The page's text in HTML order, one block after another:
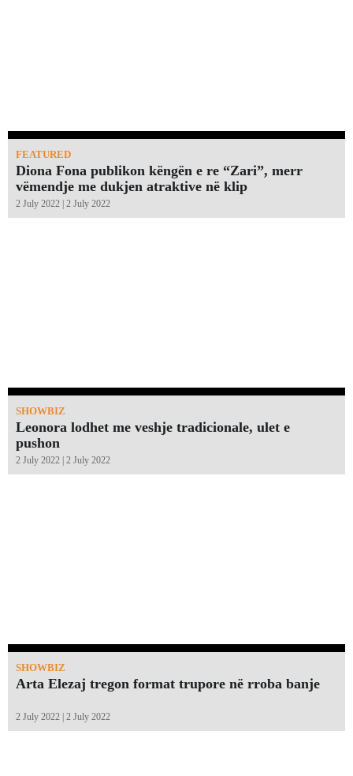
FEATURED
Diona Fona publikon këngën e re “Zari”, merr
vëmendje me dukjen atraktive në klip
2 July 2022 | 2 July 2022
SHOWBIZ
Leonora lodhet me veshje tradicionale, ulet e
pushon
2 July 2022 | 2 July 2022
SHOWBIZ
Arta Elezaj tregon format trupore në rroba banje
2 July 2022 | 2 July 2022